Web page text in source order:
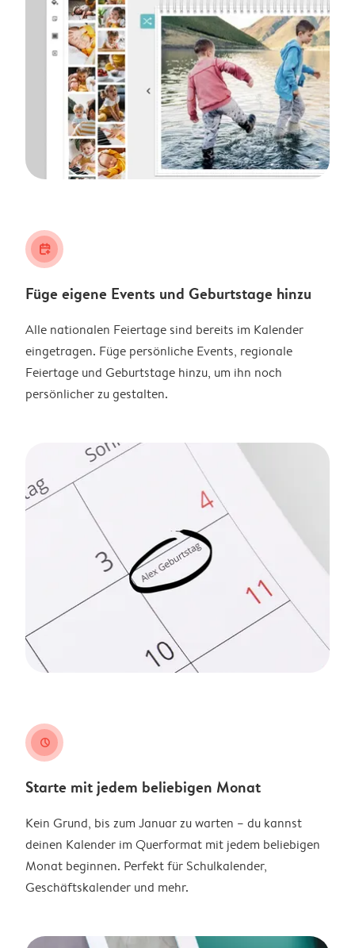
calendar_plus
Füge eigene Events und Geburtstage hinzu
Alle nationalen Feiertage sind bereits im Kalender
eingetragen. Füge persönliche Events, regionale
Feiertage und Geburtstage hinzu, um ihn noch
persönlicher zu gestalten.
clock
Starte mit jedem beliebigen Monat
Kein Grund, bis zum Januar zu warten – du kannst
deinen Kalender im Querformat mit jedem beliebigen
Monat beginnen. Perfekt für Schulkalender,
Geschäftskalender und mehr.